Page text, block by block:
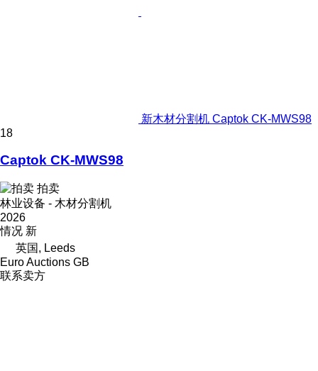
新木材分割机 Captok CK-MWS98
18
Captok CK-MWS98
拍卖
林业设备 - 木材分割机
2026
情况 新
英国, Leeds
Euro Auctions GB
联系卖方